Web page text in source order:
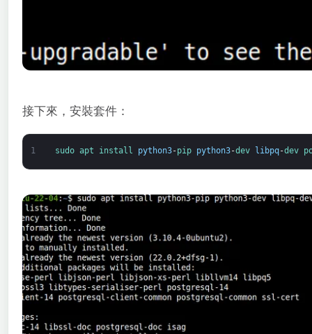
接下來，安裝套件：
1 sudo apt install python3-pip python3-dev libpq-dev